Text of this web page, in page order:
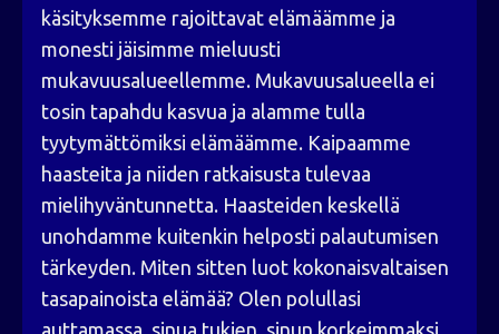
käsityksemme rajoittavat elämäämme ja
monesti jäisimme mieluusti
mukavuusalueellemme. Mukavuusalueella ei
tosin tapahdu kasvua ja alamme tulla
tyytymättömiksi elämäämme. Kaipaamme
haasteita ja niiden ratkaisusta tulevaa
mielihyväntunnetta. Haasteiden keskellä
unohdamme kuitenkin helposti palautumisen
tärkeyden. Miten sitten luot kokonaisvaltaisen
tasapainoista elämää? Olen polullasi
auttamassa, sinua tukien, sinun korkeimmaksi